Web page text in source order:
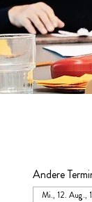
Andere
Mi., 12. Aug.,